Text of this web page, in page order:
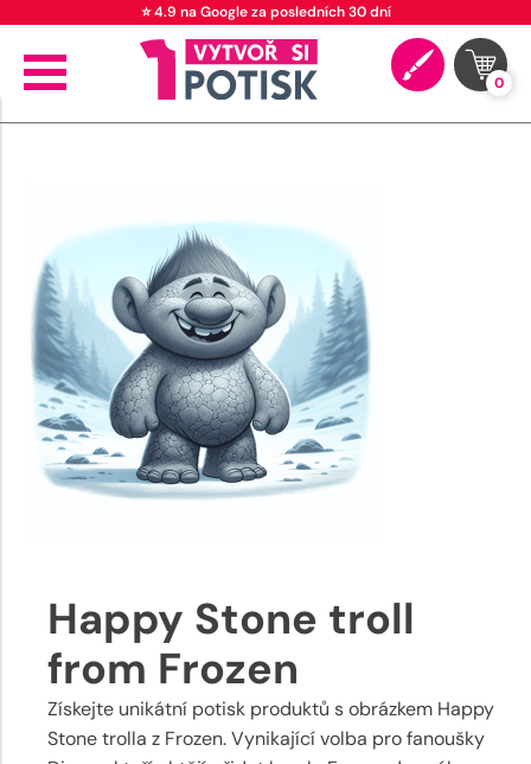
⭐ 4.9 na Google za posledních 30 dní
0
Happy Stone troll
from Frozen
Získejte unikátní potisk produktů s obrázkem Happy
Stone trolla z Frozen. Vynikající volba pro fanoušky